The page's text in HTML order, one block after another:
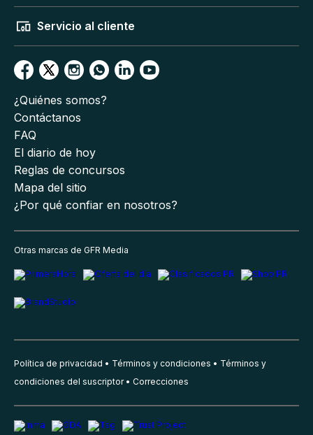
Servicio al cliente
¿Quiénes somos?
Contáctanos
FAQ
El diario de hoy
Reglas de concursos
Mapa del sitio
¿Por qué confiar en nosotros?
Otras marcas de GFR Media
Política de privacidad Términos y condiciones
Términos y
condiciones del suscriptor
Correcciones